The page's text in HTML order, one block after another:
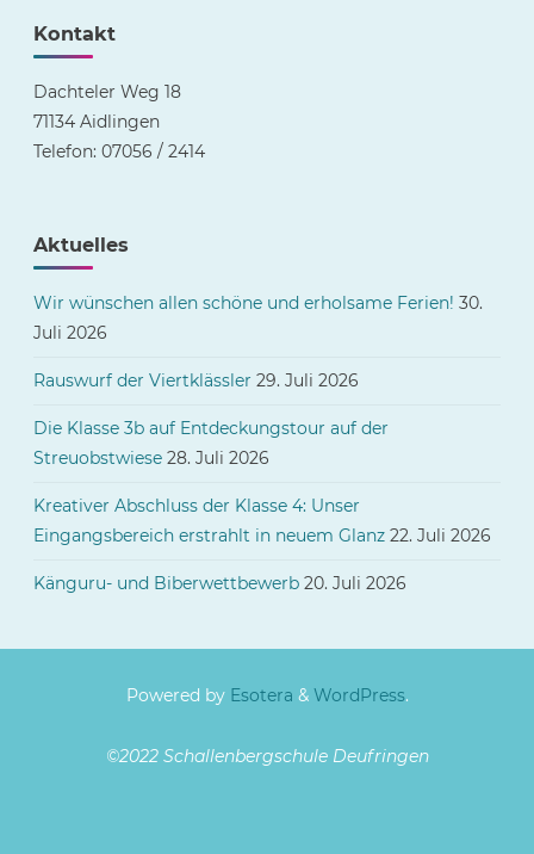
Schule!"
Kontakt
Dachteler Weg 18
71134 Aidlingen
Telefon: 07056 / 2414
Aktuelles
Wir wünschen allen schöne und erholsame Ferien! 30.
Juli 2026
Rauswurf der Viertklässler 29. Juli 2026
Die Klasse 3b auf Entdeckungstour auf der
Streuobstwiese 28. Juli 2026
Kreativer Abschluss der Klasse 4: Unser
Eingangsbereich erstrahlt in neuem Glanz 22. Juli 2026
Känguru- und Biberwettbewerb 20. Juli 2026
Powered byEsotera & WordPress.
©2022 Schallenbergschule Deufringen